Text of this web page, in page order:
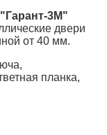
3М"
двери
от 40 мм.
планка,